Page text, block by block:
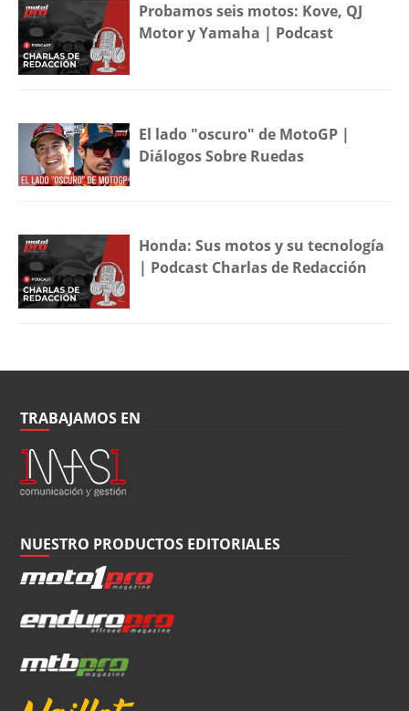
Probamos seis motos: Kove, QJ
Motor y Yamaha | Podcast
El lado "oscuro" de MotoGP |
Diálogos Sobre Ruedas
Honda: Sus motos y su tecnología
| Podcast Charlas de Redacción
TRABAJAMOS EN
NUESTRO PRODUCTOS EDITORIALES